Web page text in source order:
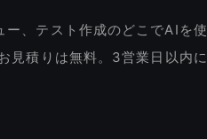
、テスト作成のどこでAIを使
見積りは無料。3営業日以内に